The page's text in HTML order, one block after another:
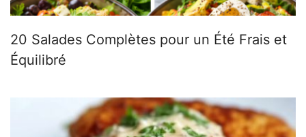
20 Salades Complètes pour un Été Frais et
Équilibré